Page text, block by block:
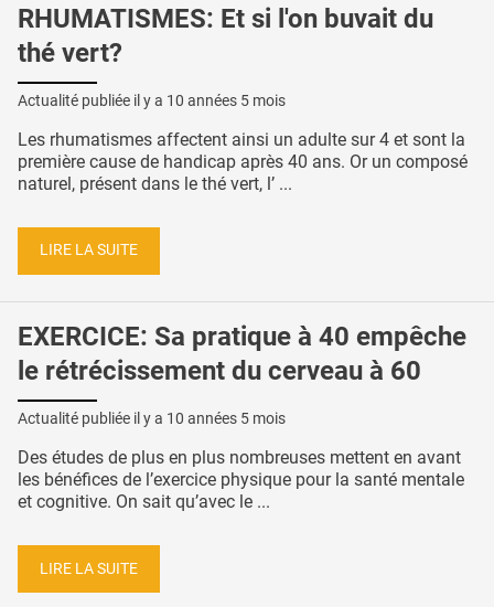
RHUMATISMES: Et si l'on buvait du
thé vert?
Actualité publiée il y a 10 années 5 mois
Les rhumatismes affectent ainsi un adulte sur 4 et sont la
première cause de handicap après 40 ans. Or un composé
naturel, présent dans le thé vert, l’ ...
LIRE LA SUITE
EXERCICE: Sa pratique à 40 empêche
le rétrécissement du cerveau à 60
Actualité publiée il y a 10 années 5 mois
Des études de plus en plus nombreuses mettent en avant
les bénéfices de l’exercice physique pour la santé mentale
et cognitive. On sait qu’avec le ...
LIRE LA SUITE